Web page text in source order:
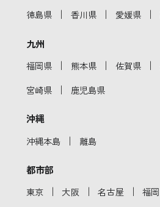
徳島県 ｜ 香川県 ｜ 愛媛県 ｜
九州
福岡県 ｜ 熊本県 ｜ 佐賀県 ｜
宮崎県 ｜ 鹿児島県
沖縄
沖縄本島 ｜ 離島
都市部
東京 ｜ 大阪 ｜ 名古屋 ｜ 福岡